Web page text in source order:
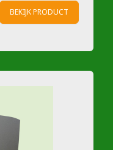
BEKIJK PRODUCT